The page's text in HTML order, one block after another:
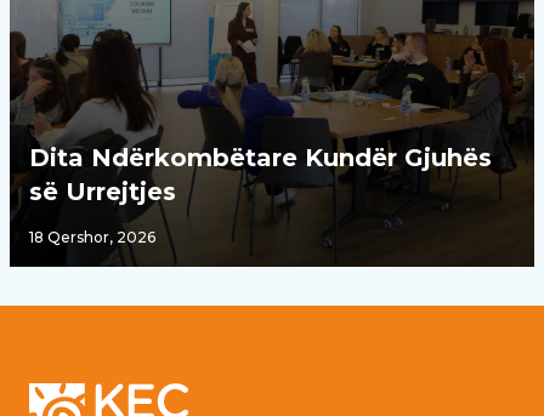
Dita Ndërkombëtare Kundër Gjuhës
së Urrejtjes
18 Qershor, 2026